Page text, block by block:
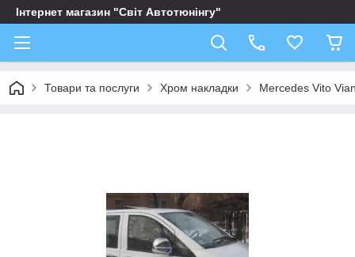
Інтернет магазин "Світ Автотюнінгу"
Товари та послуги Хром накладки Mercedes Vito